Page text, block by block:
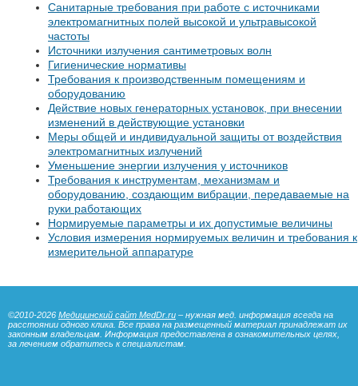
Санитарные требования при работе с источниками
электромагнитных полей высокой и ультравысокой
частоты
Источники излучения сантиметровых волн
Гигиенические нормативы
Требования к производственным помещениям и
оборудованию
Действие новых генераторных установок, при внесении
изменений в действующие установки
Меры общей и индивидуальной защиты от воздействия
электромагнитных излучений
Уменьшение энергии излучения у источников
Требования к инструментам, механизмам и
оборудованию, создающим вибрации, передаваемые на
руки работающих
Нормируемые параметры и их допустимые величины
Условия измерения нормируемых величин и требования к
измерительной аппаратуре
©2010-2026 Медицинский сайт MedDr.ru – нужная мед. информация всегда на
расстоянии одного клика. Все права на размещенный материал принадлежат их
законным владельцам. Информация предоставлена в ознакомительных целях,
за лечением обратитесь к специалистам.